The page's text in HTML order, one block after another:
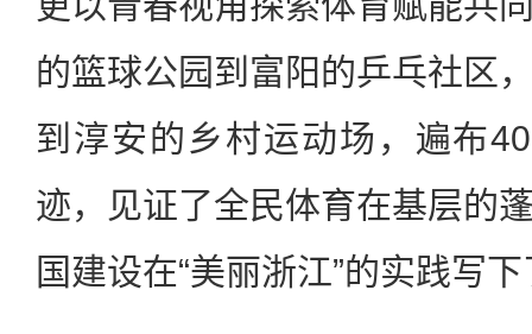
的篮球公园到富阳的乒乓社区
到淳安的乡村运动场，遍布
迹，见证了全民体育在基层的
国建设在“美丽浙江”的实践写